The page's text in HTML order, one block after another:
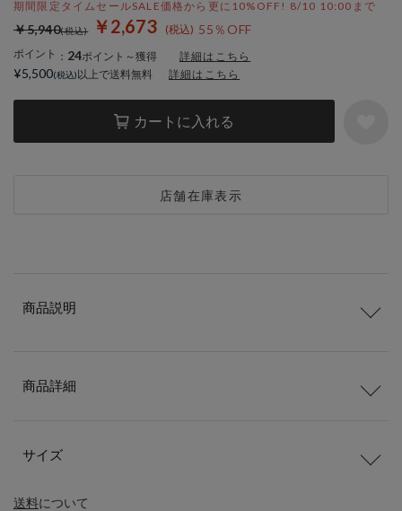
期間限定タイムセールSALE価格から更に10%OFF! 8/10 10:00まで
￥2,673 55％OFF
￥5,940
ポイント ： 24ポイント～獲得 詳細はこちら
カートに入れる
店舗在庫表示
¥5,500 以上で送料無料 詳細はこちら
送料について
商品説明
商品詳細
サイズ